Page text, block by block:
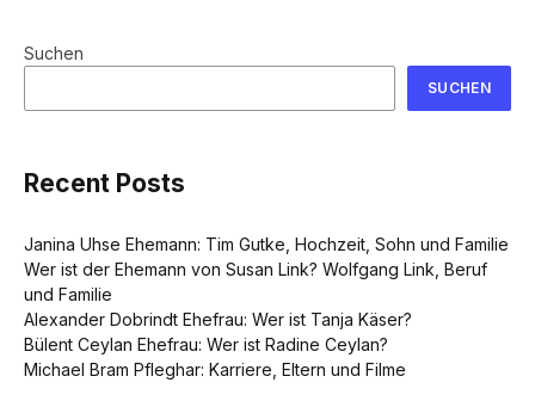
Suchen
SUCHEN
Recent Posts
Janina Uhse Ehemann: Tim Gutke, Hochzeit, Sohn und Familie
Wer ist der Ehemann von Susan Link? Wolfgang Link, Beruf
und Familie
Alexander Dobrindt Ehefrau: Wer ist Tanja Käser?
Bülent Ceylan Ehefrau: Wer ist Radine Ceylan?
Michael Bram Pfleghar: Karriere, Eltern und Filme